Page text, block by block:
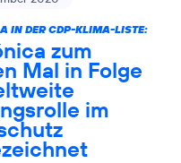
IN DER CDP-KLIMA-LISTE:
zum
Mal in Folge
im